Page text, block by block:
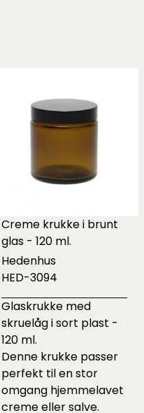
Creme krukke i brunt
glas - 120 ml.
Hedenhus
HED-3094
Glaskrukke med
skruelåg i sort plast -
120 ml.
Denne krukke passer
perfekt til en stor
omgang hjemmelavet
creme eller salve.